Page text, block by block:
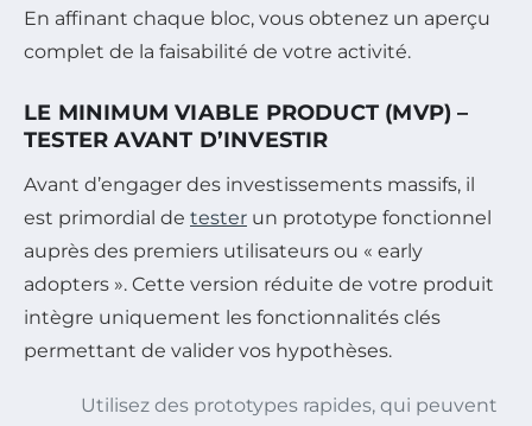
En affinant chaque bloc, vous obtenez un aperçu
complet de la faisabilité de votre activité.
LE MINIMUM VIABLE PRODUCT (MVP) –
TESTER AVANT D’INVESTIR
Avant d’engager des investissements massifs, il
est primordial de tester un prototype fonctionnel
auprès des premiers utilisateurs ou « early
adopters ». Cette version réduite de votre produit
intègre uniquement les fonctionnalités clés
permettant de valider vos hypothèses.
Utilisez des prototypes rapides, qui peuvent